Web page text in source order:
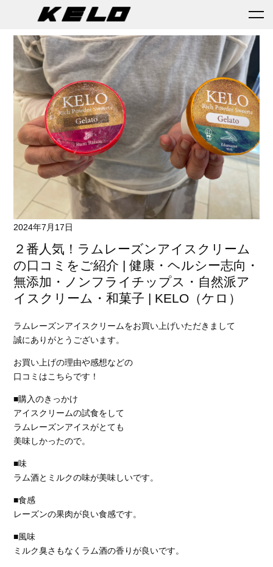
2024年7月17日
２番人気！ラムレーズンアイスクリーム
の口コミをご紹介 | 健康・ヘルシー志向・
無添加・ノンフライチップス・自然派ア
イスクリーム・和菓子 | KELO（ケロ）
ラムレーズンアイスクリームをお買い上げいただきまして
誠にありがとうございます。
お買い上げの理由や感想などの
口コミはこちらです！
■購入のきっかけ
アイスクリームの試食をして
ラムレーズンアイスがとても
美味しかったので。
■味
ラム酒とミルクの味が美味しいです。
■食感
レーズンの果肉が良い食感です。
■風味
ミルク臭さもなくラム酒の香りが良いです。